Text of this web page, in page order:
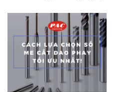
Ngành Điện, Điện Tử